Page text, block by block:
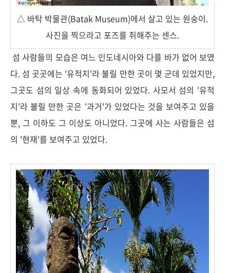
△ 바탁 박물관(Batak Museum)에서 살고 있는 원숭이.
사진을 찍으라고 포즈를 취해주는 센스.
섬 사람들의 모습은 여느 인도네시아와 다를 바가 없어 보였
다. 섬 곳곳에는 '유적지'라 불릴 만한 곳이 몇 군데 있었지만,
그곳도 섬의 일상 속에 동화되어 있었다. 사모서 섬의 '유적
지'라 불릴 만한 곳은 '과거'가 있었다는 것을 보여주고 있을
뿐, 그 이하도 그 이상도 아니었다. 그곳에 사는 사람들은 섬
의 '현재'를 보여주고 있었다.